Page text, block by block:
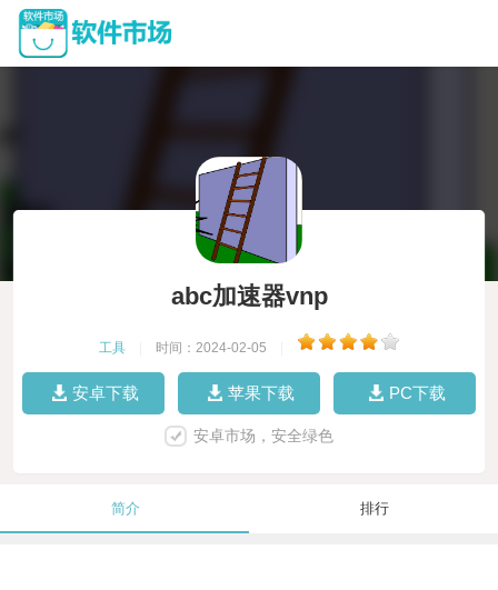
abc加速器vnp
工具 时间：2024-02-05
安卓下载 苹果下载 PC下载
安卓市场，安全绿色
简介 排行